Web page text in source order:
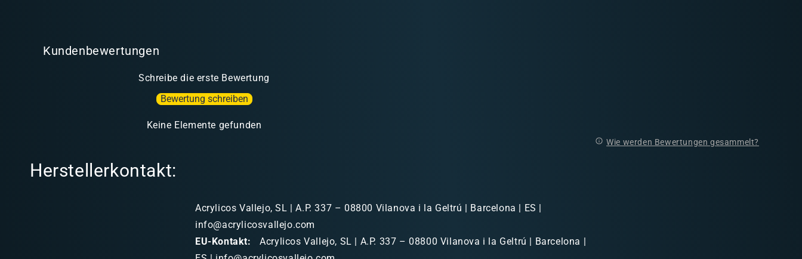
Kundenbewertungen
Schreibe die erste Bewertung
Bewertung schreiben
Keine Elemente gefunden
Wie werden Bewertungen gesammelt?
Herstellerkontakt:
Acrylicos Vallejo, SL | A.P. 337 – 08800 Vilanova i la Geltrú | Barcelona | ES |
info@acrylicosvallejo.com
EU-Kontakt:
Acrylicos Vallejo, SL | A.P. 337 – 08800 Vilanova i la Geltrú | Barcelona |